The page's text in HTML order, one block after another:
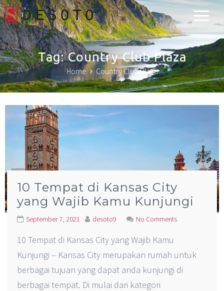
Desoto Explorer
Tag:Country Club Plaza
Home Country Club Plaza
10 Tempat di Kansas City
yang Wajib Kamu Kunjungi
September 7, 2021 desoto9 No Comments
10 Tempat di Kansas City yang Wajib Kamu
Kunjungi – Kansas City merupakan rumah untuk
berbagai tujuan yang dapat anda kunjungi di
berbagai tempat. Di mulai dari kategori